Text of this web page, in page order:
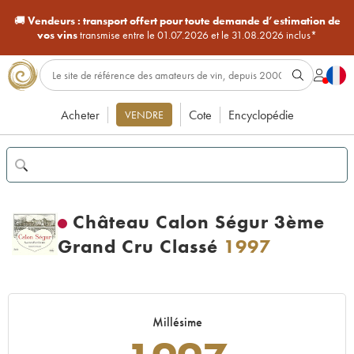
🚚Vendeurs : transport offert pour toute demande d’estimation de
vos vinstransmise entre le 01.07.2026 et le 31.08.2026 inclus*
Acheter VENDRE Cote Encyclopédie
Château Calon Ségur 3ème
Grand Cru Classé 1997
Millésime